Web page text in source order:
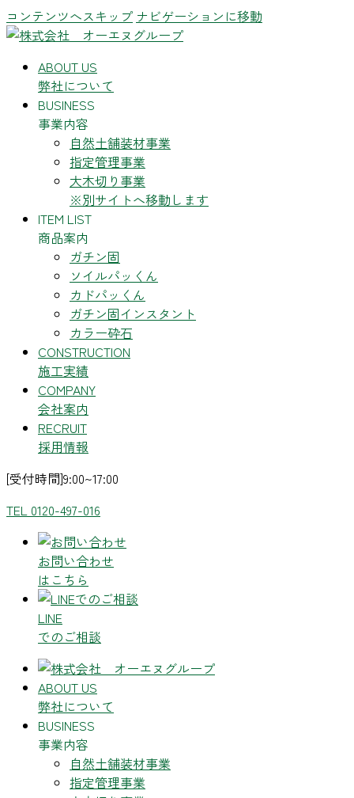
コンテンツへスキップ ナビゲーションに移動
ABOUT US
弊社について
BUSINESS
事業内容
自然土舗装材事業
指定管理事業
大木切り事業
※別サイトへ移動します
ITEM LIST
商品案内
ガチン固
ソイルパッくん
カドパッくん
ガチン固インスタント
カラー砕石
CONSTRUCTION
施工実績
COMPANY
会社案内
RECRUIT
採用情報
[受付時間]9:00~17:00
TEL 0120-497-016
お問い合わせ
はこちら
LINE
でのご相談
ABOUT US
弊社について
BUSINESS
事業内容
自然土舗装材事業
指定管理事業